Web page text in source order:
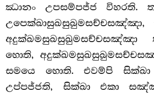
ඣානං උපසම්පජ්ජ විහරති.
අදුක්ඛමසුඛසුඛුමසච්චසඤ්ඤා
හොති,
සමයෙ හොති. එවම්පි
උප්පජ්ජති, සික්ඛා එකා